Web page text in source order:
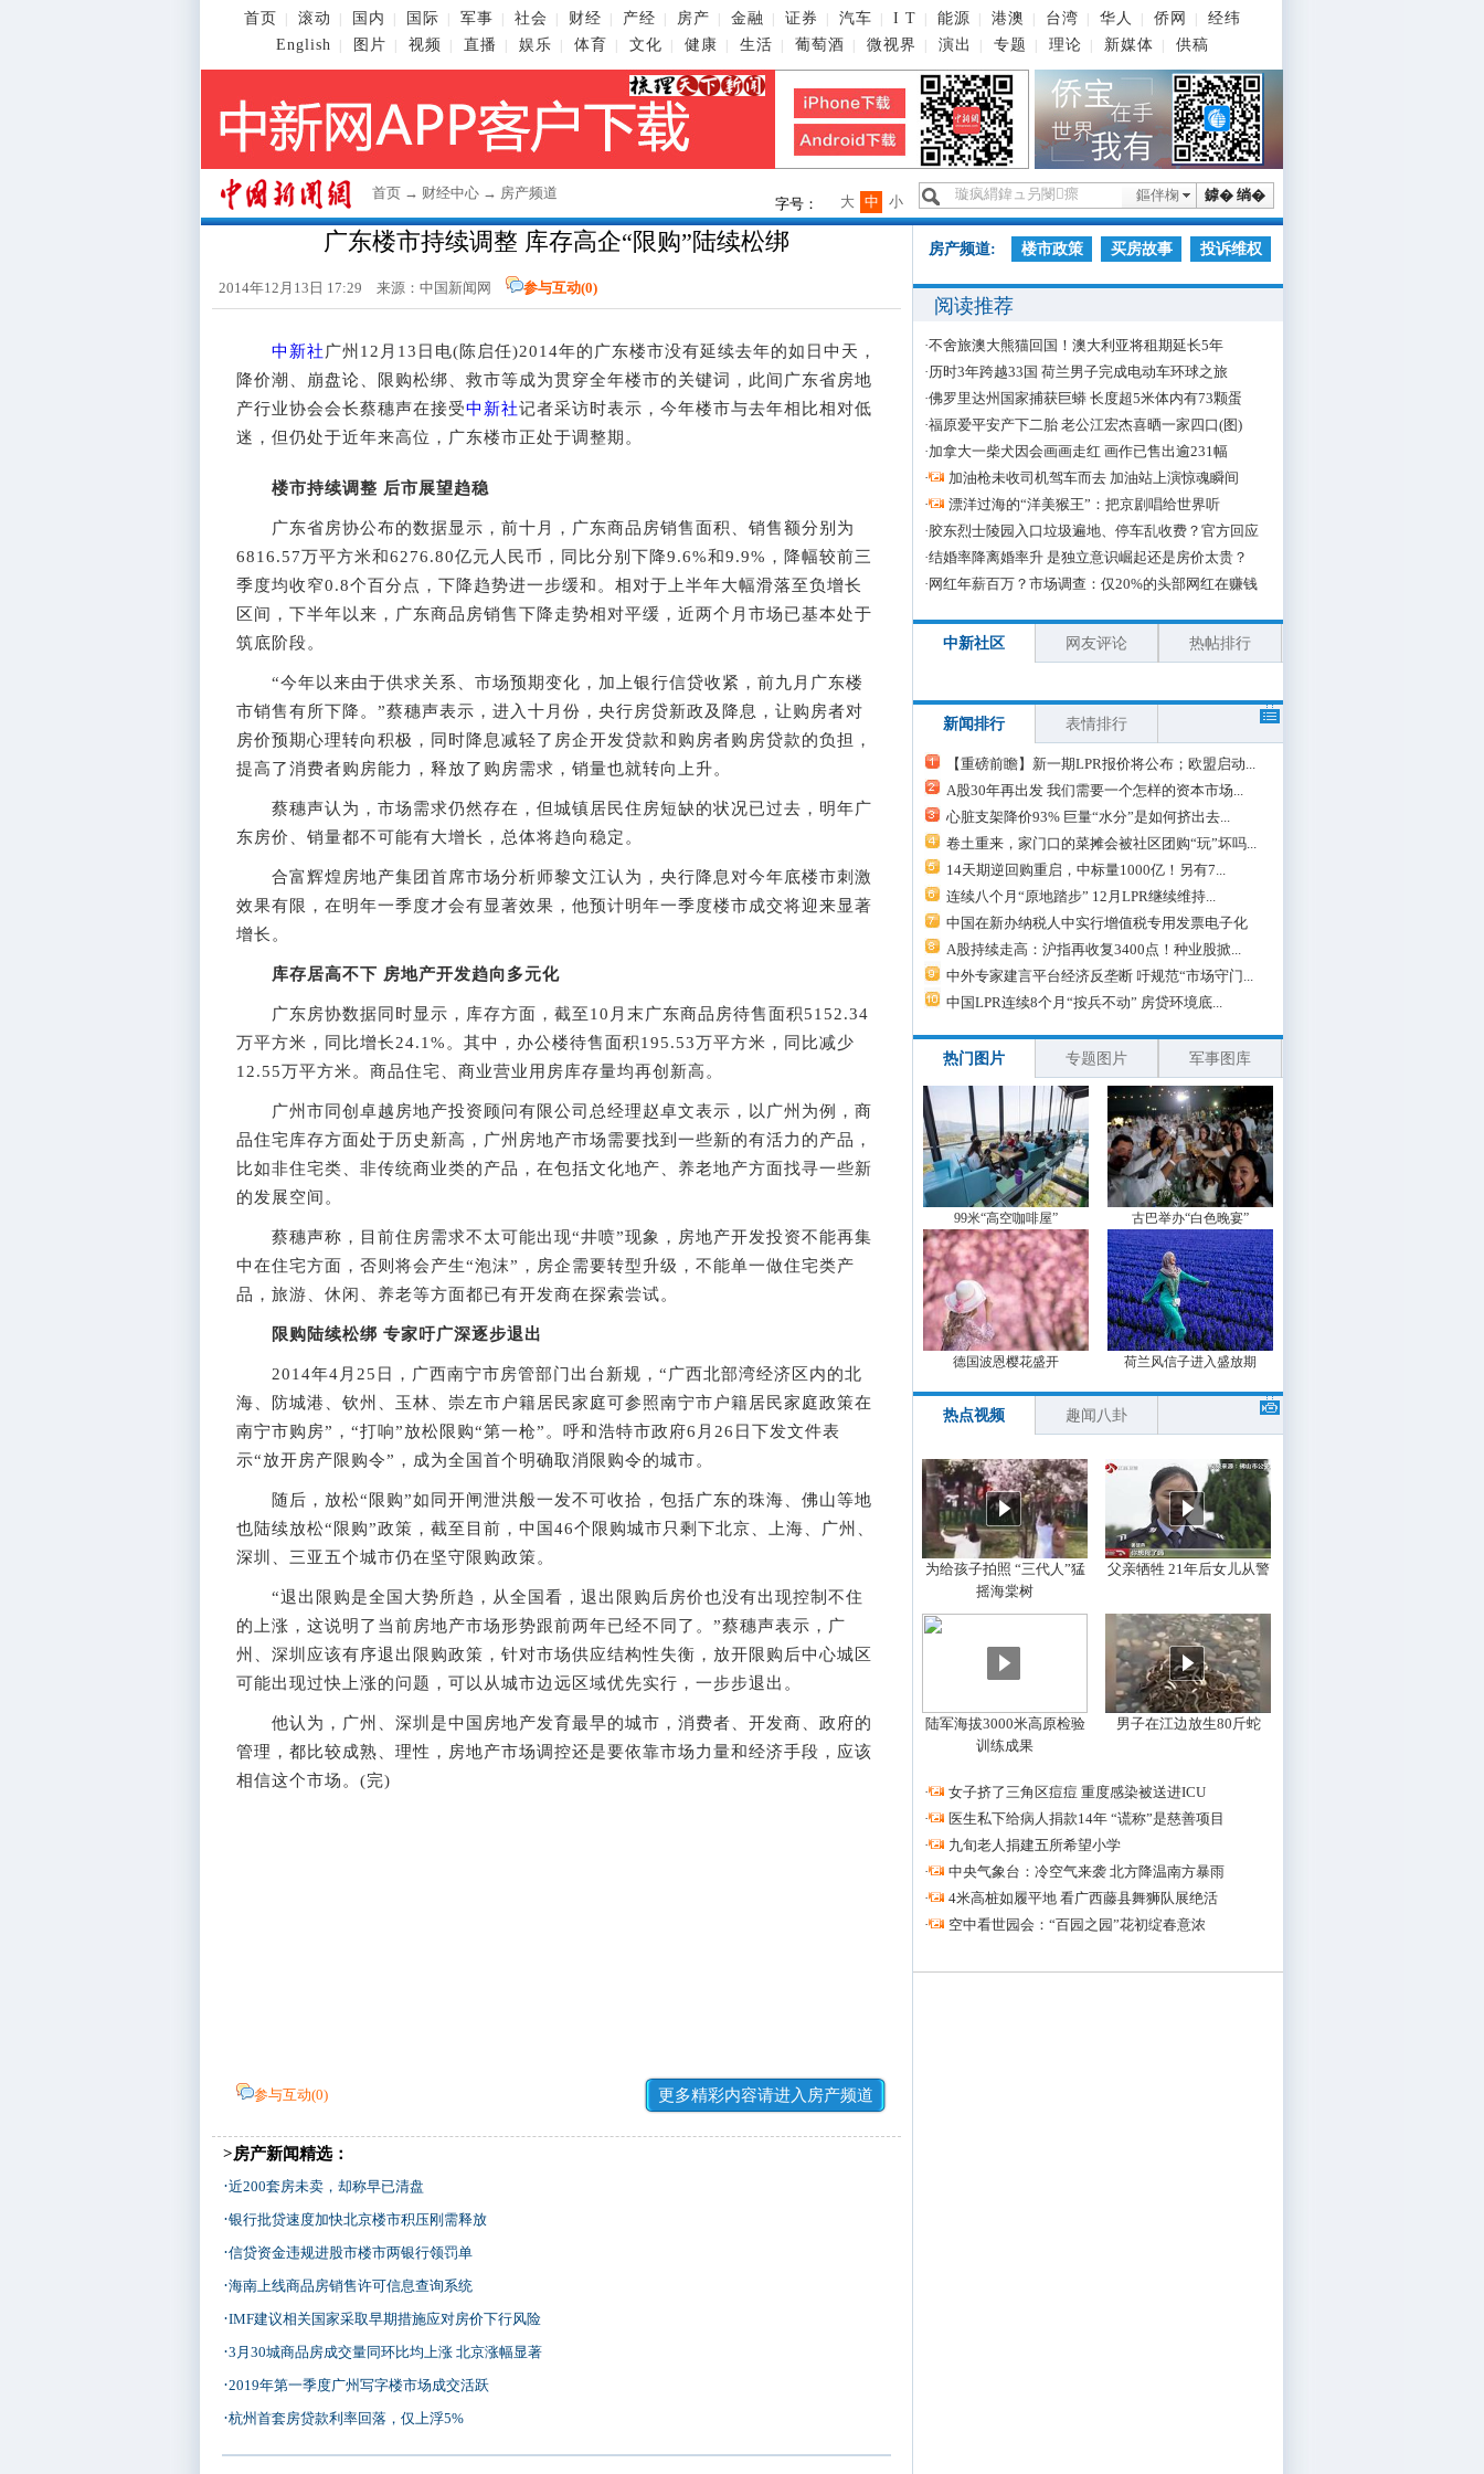
首页 滚动 国内 国际 军事 社会 财经 产经 房产 金融 证券 汽车 I T 能源 港澳 台湾 华人 侨网
经纬
English
图片 视频 直播 娱乐 体育 文化 健康 生活 葡萄酒 微视界 演出 专题 理论 新媒体 供稿
首页 → 财经中心 → 房产频道 鎼� 绱�
鏂伴椈
字号： 小
中
大
广东楼市持续调整 库存高企“限购”陆续松绑
2014年12月13日 17:29 来源： 中国新闻网 参与互动(0)
中新社 广州12月13日电(陈启任)2014年的广东楼市没有延续去年的如日中天，
降价潮、崩盘论、限购松绑、救市等成为贯穿全年楼市的关键词，此间广东省房地
产行业协会会长蔡穗声在接受中新社记者采访时表示，今年楼市与去年相比相对低
迷，但仍处于近年来高位，广东楼市正处于调整期。
楼市持续调整 后市展望趋稳
广东省房协公布的数据显示，前十月，广东商品房销售面积、销售额分别为
6816.57万平方米和6276.80亿元人民币，同比分别下降9.6%和9.9%，降幅较前三
季度均收窄0.8个百分点，下降趋势进一步缓和。相对于上半年大幅滑落至负增长
区间，下半年以来，广东商品房销售下降走势相对平缓，近两个月市场已基本处于
筑底阶段。
“今年以来由于供求关系、市场预期变化，加上银行信贷收紧，前九月广东楼
市销售有所下降。”蔡穗声表示，进入十月份，央行房贷新政及降息，让购房者对
房价预期心理转向积极，同时降息减轻了房企开发贷款和购房者购房贷款的负担，
提高了消费者购房能力，释放了购房需求，销量也就转向上升。
蔡穗声认为，市场需求仍然存在，但城镇居民住房短缺的状况已过去，明年广
东房价、销量都不可能有大增长，总体将趋向稳定。
合富辉煌房地产集团首席市场分析师黎文江认为，央行降息对今年底楼市刺激
效果有限，在明年一季度才会有显著效果，他预计明年一季度楼市成交将迎来显著
增长。
库存居高不下 房地产开发趋向多元化
广东房协数据同时显示，库存方面，截至10月末广东商品房待售面积5152.34
万平方米，同比增长24.1%。其中，办公楼待售面积195.53万平方米，同比减少
12.55万平方米。商品住宅、商业营业用房库存量均再创新高。
广州市同创卓越房地产投资顾问有限公司总经理赵卓文表示，以广州为例，商
品住宅库存方面处于历史新高，广州房地产市场需要找到一些新的有活力的产品，
比如非住宅类、非传统商业类的产品，在包括文化地产、养老地产方面找寻一些新
的发展空间。
蔡穗声称，目前住房需求不太可能出现“井喷”现象，房地产开发投资不能再集
中在住宅方面，否则将会产生“泡沫”，房企需要转型升级，不能单一做住宅类产
品，旅游、休闲、养老等方面都已有开发商在探索尝试。
限购陆续松绑 专家吁广深逐步退出
2014年4月25日，广西南宁市房管部门出台新规，“广西北部湾经济区内的北
海、防城港、钦州、玉林、崇左市户籍居民家庭可参照南宁市户籍居民家庭政策在
南宁市购房”，“打响”放松限购“第一枪”。呼和浩特市政府6月26日下发文件表
示“放开房产限购令”，成为全国首个明确取消限购令的城市。
随后，放松“限购”如同开闸泄洪般一发不可收拾，包括广东的珠海、佛山等地
也陆续放松“限购”政策，截至目前，中国46个限购城市只剩下北京、上海、广州、
深圳、三亚五个城市仍在坚守限购政策。
“退出限购是全国大势所趋，从全国看，退出限购后房价也没有出现控制不住
的上涨，这说明了当前房地产市场形势跟前两年已经不同了。”蔡穗声表示，广
州、深圳应该有序退出限购政策，针对市场供应结构性失衡，放开限购后中心城区
可能出现过快上涨的问题，可以从城市边远区域优先实行，一步步退出。
他认为，广州、深圳是中国房地产发育最早的城市，消费者、开发商、政府的
管理，都比较成熟、理性，房地产市场调控还是要依靠市场力量和经济手段，应该
相信这个市场。(完)
参与互动(0) 更多精彩内容请进入房产频道
>房产新闻精选：
·近200套房未卖，却称早已清盘
·银行批贷速度加快北京楼市积压刚需释放
·信贷资金违规进股市楼市两银行领罚单
·海南上线商品房销售许可信息查询系统
·IMF建议相关国家采取早期措施应对房价下行风险
·3月30城商品房成交量同环比均上涨 北京涨幅显著
·2019年第一季度广州写字楼市场成交活跃
·杭州首套房贷款利率回落，仅上浮5%
房产频道: 楼市政策 买房故事 投诉维权
阅读推荐
·不舍旅澳大熊猫回国！澳大利亚将租期延长5年
·历时3年跨越33国 荷兰男子完成电动车环球之旅
·佛罗里达州国家捕获巨蟒 长度超5米体内有73颗蛋
·福原爱平安产下二胎 老公江宏杰喜晒一家四口(图)
·加拿大一柴犬因会画画走红 画作已售出逾231幅
·
加油枪未收司机驾车而去 加油站上演惊魂瞬间
·
漂洋过海的“洋美猴王”：把京剧唱给世界听
·胶东烈士陵园入口垃圾遍地、停车乱收费？官方回应
·结婚率降离婚率升 是独立意识崛起还是房价太贵？
· 网红年薪百万？市场调查：仅20%的头部网红在赚钱
中新社区 网友评论 热帖排行
新闻排行 表情排行
【重磅前瞻】新一期LPR报价将公布；欧盟启动...
A股30年再出发 我们需要一个怎样的资本市场...
心脏支架降价93% 巨量“水分”是如何挤出去...
卷土重来，家门口的菜摊会被社区团购“玩”坏吗...
14天期逆回购重启，中标量1000亿！另有7...
连续八个月“原地踏步” 12月LPR继续维持...
中国在新办纳税人中实行增值税专用发票电子化
A股持续走高：沪指再收复3400点！种业股掀...
中外专家建言平台经济反垄断 吁规范“市场守门...
中国LPR连续8个月“按兵不动” 房贷环境底...
热门图片 专题图片 军事图库
99米“高空咖啡屋” 古巴举办“白色晚宴”
德国波恩樱花盛开 荷兰风信子进入盛放期
热点视频 趣闻八卦
为给孩子拍照 “三代人”猛
摇海棠树
父亲牺牲 21年后女儿从警
陆军海拔3000米高原检验
训练成果
男子在江边放生80斤蛇
·
女子挤了三角区痘痘 重度感染被送进ICU
·
医生私下给病人捐款14年 “谎称”是慈善项目
·
九旬老人捐建五所希望小学
·
中央气象台：冷空气来袭 北方降温南方暴雨
·
4米高桩如履平地 看广西藤县舞狮队展绝活
·
空中看世园会：“百园之园”花初绽春意浓